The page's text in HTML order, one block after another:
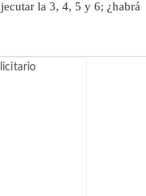
la 3, 4, 5 y 6; ¿habrá